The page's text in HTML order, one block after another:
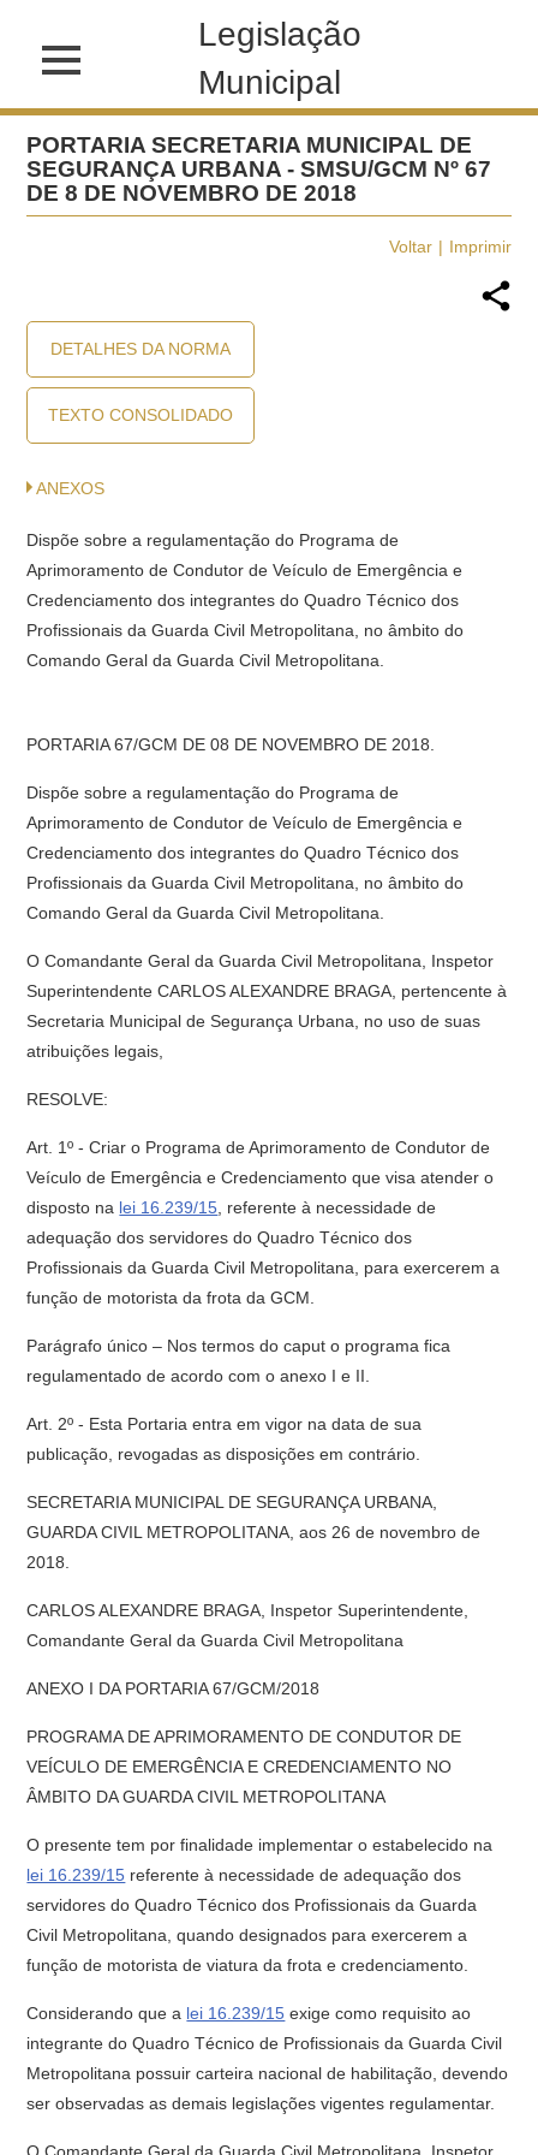
Legislação
Municipal
PORTARIA SECRETARIA MUNICIPAL DE
SEGURANÇA URBANA - SMSU/GCM Nº 67
DE 8 DE NOVEMBRO DE 2018
Voltar Imprimir
DETALHES DA NORMA
TEXTO CONSOLIDADO
ANEXOS
Dispõe sobre a regulamentação do Programa de
Aprimoramento de Condutor de Veículo de Emergência e
Credenciamento dos integrantes do Quadro Técnico dos
Profissionais da Guarda Civil Metropolitana, no âmbito do
Comando Geral da Guarda Civil Metropolitana.
PORTARIA 67/GCM DE 08 DE NOVEMBRO DE 2018.
Dispõe sobre a regulamentação do Programa de
Aprimoramento de Condutor de Veículo de Emergência e
Credenciamento dos integrantes do Quadro Técnico dos
Profissionais da Guarda Civil Metropolitana, no âmbito do
Comando Geral da Guarda Civil Metropolitana.
O Comandante Geral da Guarda Civil Metropolitana, Inspetor
Superintendente CARLOS ALEXANDRE BRAGA, pertencente à
Secretaria Municipal de Segurança Urbana, no uso de suas
atribuições legais,
RESOLVE:
Art. 1º - Criar o Programa de Aprimoramento de Condutor de
Veículo de Emergência e Credenciamento que visa atender o
disposto na lei 16.239/15 , referente à necessidade de
adequação dos servidores do Quadro Técnico dos
Profissionais da Guarda Civil Metropolitana, para exercerem a
função de motorista da frota da GCM.
Parágrafo único – Nos termos do caput o programa fica
regulamentado de acordo com o anexo I e II.
Art. 2º - Esta Portaria entra em vigor na data de sua
publicação, revogadas as disposições em contrário.
SECRETARIA MUNICIPAL DE SEGURANÇA URBANA,
GUARDA CIVIL METROPOLITANA, aos 26 de novembro de
2018.
CARLOS ALEXANDRE BRAGA, Inspetor Superintendente,
Comandante Geral da Guarda Civil Metropolitana
ANEXO I DA PORTARIA 67/GCM/2018
PROGRAMA DE APRIMORAMENTO DE CONDUTOR DE
VEÍCULO DE EMERGÊNCIA E CREDENCIAMENTO NO
ÂMBITO DA GUARDA CIVIL METROPOLITANA
O presente tem por finalidade implementar o estabelecido na
lei 16.239/15 referente à necessidade de adequação dos
servidores do Quadro Técnico dos Profissionais da Guarda
Civil Metropolitana, quando designados para exercerem a
função de motorista de viatura da frota e credenciamento.
Considerando que a lei 16.239/15 exige como requisito ao
integrante do Quadro Técnico de Profissionais da Guarda Civil
Metropolitana possuir carteira nacional de habilitação, devendo
ser observadas as demais legislações vigentes regulamentar.